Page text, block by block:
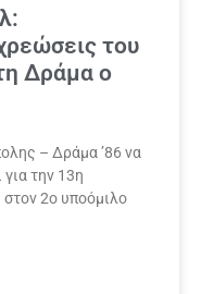
του
Δράμα ο
– Δράμα ’86 να
για την 13η
στον 2ο υποόμιλο